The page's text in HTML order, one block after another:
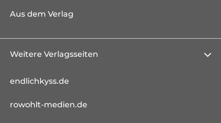
Aus dem Verlag
Weitere Verlagsseiten
endlichkyss.de
rowohlt-medien.de